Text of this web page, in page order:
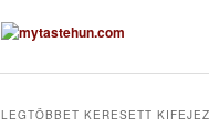
c
h
uLEGTÖBBET KERESETT